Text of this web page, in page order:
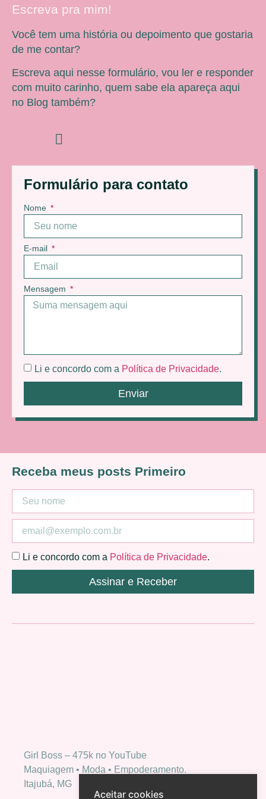
Formulário para contato
Nome
E-mail
Mensagem
Li e concordo com a Política de Privacidade
Enviar
Escreva pra mim!
Você tem uma história ou depoimento que gostaria
de me contar?
Escreva aqui nesse formulário, vou ler e responder
com muito carinho, quem sabe ela apareça aqui
no Blog também?
Girl Boss – 475k no YouTube
Maquiagem • Moda • Empoderamento.
Itajubá, MG
Receba meus posts Primeiro
Li e concordo com a Política de Privacidade
Assinar e Receber
Aceitar cookies